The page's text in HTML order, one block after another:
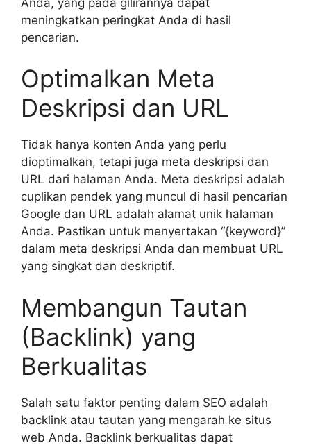
meningkatkan peringkat Anda di hasil
pencarian.
Optimalkan Meta
Deskripsi dan URL
Tidak hanya konten Anda yang perlu
dioptimalkan, tetapi juga meta deskripsi dan
URL dari halaman Anda. Meta deskripsi adalah
cuplikan pendek yang muncul di hasil pencarian
Google dan URL adalah alamat unik halaman
Anda. Pastikan untuk menyertakan “{keyword}”
dalam meta deskripsi Anda dan membuat URL
yang singkat dan deskriptif.
Membangun Tautan
(Backlink) yang
Berkualitas
Salah satu faktor penting dalam SEO adalah
backlink atau tautan yang mengarah ke situs
web Anda. Backlink berkualitas dapat